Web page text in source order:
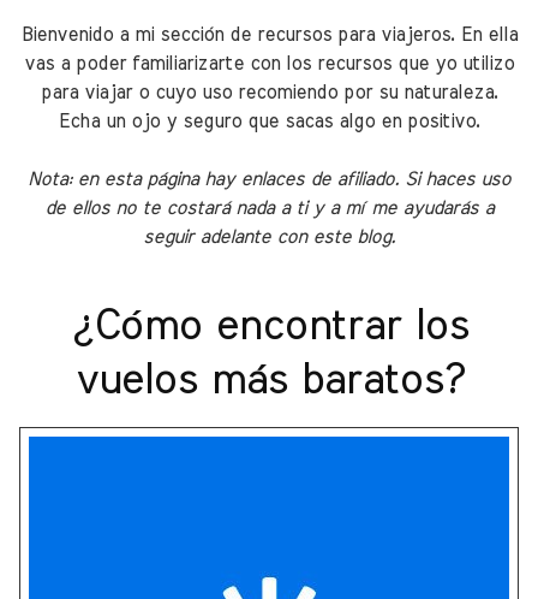
Bienvenido a mi sección de recursos para viajeros. En ella
vas a poder familiarizarte con los recursos que yo utilizo
para viajar o cuyo uso recomiendo por su naturaleza.
Echa un ojo y seguro que sacas algo en positivo.
Nota: en esta página hay enlaces de afiliado. Si haces uso
de ellos no te costará nada a ti y a mí me ayudarás a
seguir adelante con este blog.
¿Cómo encontrar los
vuelos más baratos?